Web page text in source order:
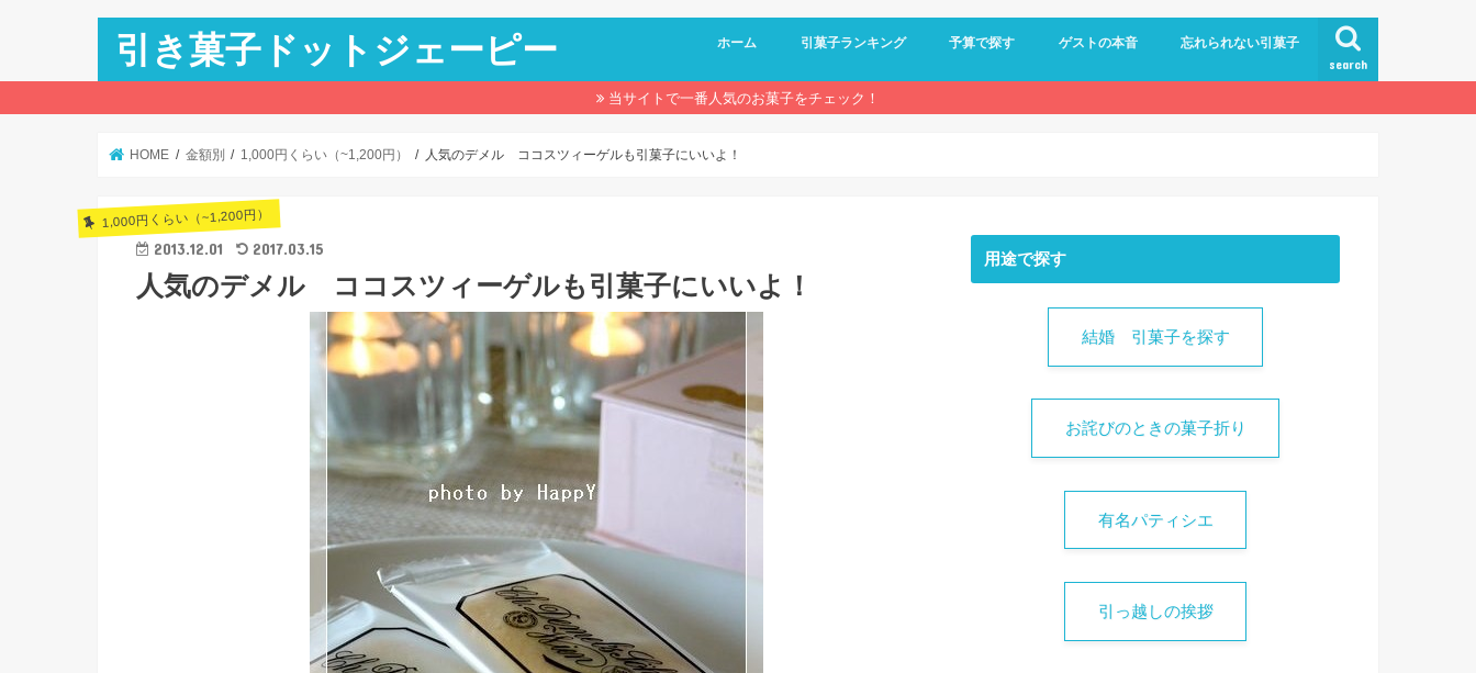
引き菓子ドットジェーピー search
ホーム 引菓子ランキング 予算で探す
1,000円くらい（~1,200円）
1,500円くらい（1,300~1,700円）
2,000円くらい（1,700~）
ゲストの本音 忘れられない引菓子
当サイトで一番人気のお菓子をチェック！
HOME 金額別 1,000円くらい（~1,200円） 人気のデメル ココスツィーゲルも引菓子にいいよ！
1,000円くらい（~1,200円）
2013.12.01 2017.03.15
人気のデメル ココスツィーゲルも引菓子にいいよ！
用途で探す
結婚 引菓子を探す
お詫びのときの菓子折り
有名パティシエ
引っ越しの挨拶